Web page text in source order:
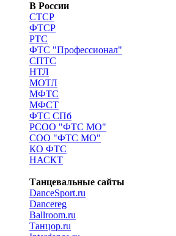
В России
CТСР
ФТСР
РТС
ФТС "Профессионал"
СПТС
НТЛ
МОТЛ
МФТС
МФСТ
ФТС СПб
РСОО "ФТС МО"
СОО "ФТС МО"
КО ФТС
НАСКТ
Танцевальные сайты
DanceSport.ru
Dancereg
Ballroom.ru
Танцор.ru